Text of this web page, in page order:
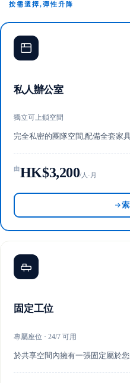
按需選擇,彈性升降
私人辦公室
獨立可上鎖空間
完全私密的團隊空間,配備全套家
由HK$3,200/人·月
固定工位
專屬座位 · 24/7 可用
於共享空間內擁有一張固定屬於您